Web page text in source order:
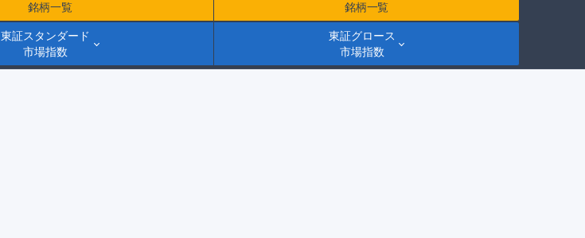
銘柄一覧
銘柄一覧
東証スタンダード
市場指数
東証グロース
市場指数